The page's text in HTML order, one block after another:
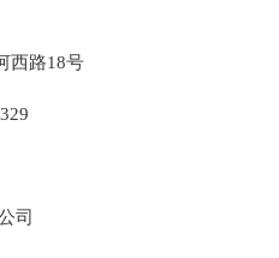
发区辽河西路18号
87656329
标代理有限公司